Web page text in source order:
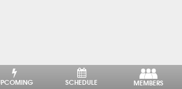
SCHEDULE MEMBERS